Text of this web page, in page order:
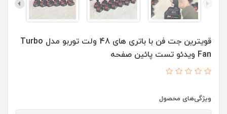
قویترین جت فن با باتری های 48 ولت توربو مدل Turbo
Fan ویدئو تست پائین صفحه
ویژگی‌های محصول